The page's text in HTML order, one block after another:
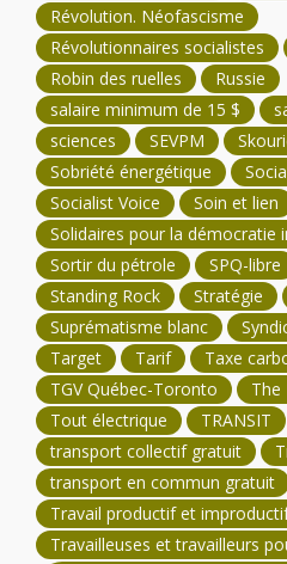
Révolution. Néofascisme
Révolutionnaires socialistes
Robin des ruelles
Russie
salaire minimum de 15 $
sciences
SEVPM
Sobriété énergétique
Socialist Voice
Soin et lien
Solidaires pour la démocratie
Sortir du pétrole
SPQ-libre
Standing Rock
Stratégie
Suprématisme blanc
Target
Tarif Taxe
TGV Québec-Toronto
The
Tout électrique
TRANSIT
transport collectif gratuit
transport en commun gratuit
Travail productif et
Travailleuses et travailleurs